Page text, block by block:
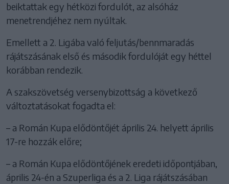
beiktattak egy hétközi fordulót, az alsóház
menetrendjéhez nem nyúltak.
Emellett a 2. Ligába való feljutás/bennmaradás
rájátszásának első és második fordulóját egy héttel
korábban rendezik.
A szakszövetség versenybizottság a következő
változtatásokat fogadta el:
– a Román Kupa elődöntőjét április 24. helyett április
17-re hozzák előre;
– a Román Kupa elődöntőjének eredeti időpontjában,
április 24-én a Szuperliga és a 2. Liga rájátszásában